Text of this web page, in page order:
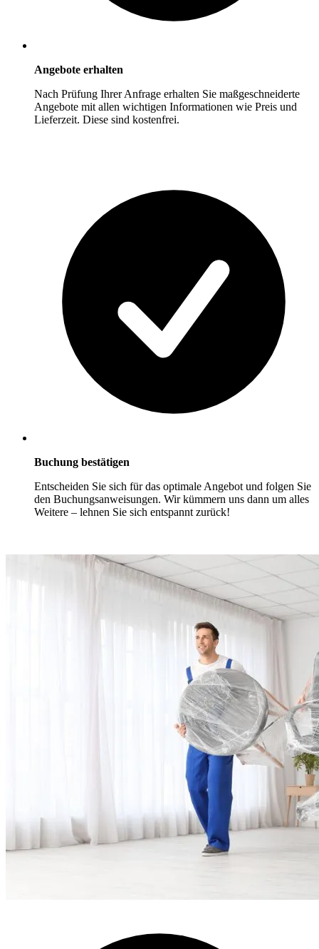
Angebote erhalten
Nach Prüfung Ihrer Anfrage erhalten Sie maßgeschneiderte
Angebote mit allen wichtigen Informationen wie Preis und
Lieferzeit. Diese sind kostenfrei.
Buchung bestätigen
Entscheiden Sie sich für das optimale Angebot und folgen Sie
den Buchungsanweisungen. Wir kümmern uns dann um alles
Weitere – lehnen Sie sich entspannt zurück!